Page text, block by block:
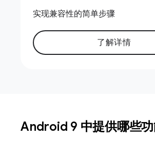
实现兼容性的简单步骤
了解详情
Android 9 中提供哪些功